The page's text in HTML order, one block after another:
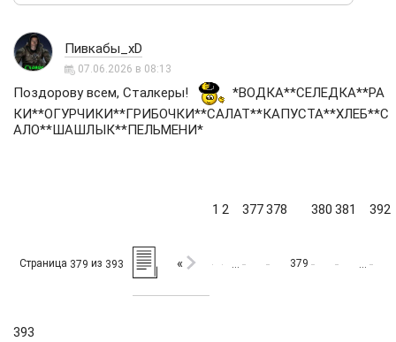
Пивкабы_xD
07.06.2026 в 08:13
Поздорову всем, Сталкеры!
*ВОДКА**СЕЛЕДКА**РА
КИ**ОГУРЧИКИ**ГРИБОЧКИ**САЛАТ**КАПУСТА**ХЛЕБ**С
АЛО**ШАШЛЫК**ПЕЛЬМЕНИ*
Страница 379 из 393 «
1 2
…
377378
379
380 381
…
392
393